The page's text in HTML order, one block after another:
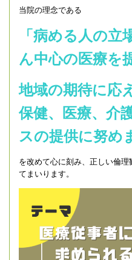
当院の理念である
「病める人の立
ん中心の医療を
地域の期待に応
保健、医療、介
スの提供に努め
を改めて心に刻み、正しい倫
てまいります。